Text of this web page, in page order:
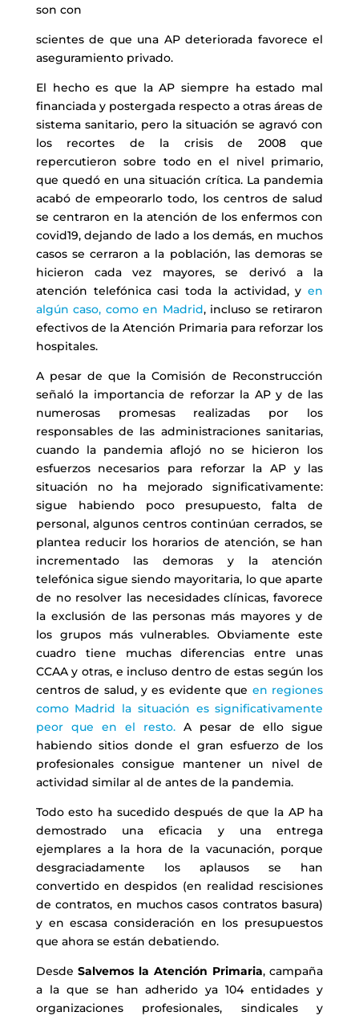
son con
scientes de que una AP deteriorada favorece el
aseguramiento privado.
El hecho es que la AP siempre ha estado mal
financiada y postergada respecto a otras áreas de
sistema sanitario, pero la situación se agravó con
los recortes de la crisis de 2008 que
repercutieron sobre todo en el nivel primario,
que quedó en una situación crítica. La pandemia
acabó de empeorarlo todo, los centros de salud
se centraron en la atención de los enfermos con
covid19, dejando de lado a los demás, en muchos
casos se cerraron a la población, las demoras se
hicieron cada vez mayores, se derivó a la
atención telefónica casi toda la actividad, yen
algún caso, como en Madrid, incluso se retiraron
efectivos de la Atención Primaria para reforzar los
hospitales.
A pesar de que la Comisión de Reconstrucción
señaló la importancia de reforzar la AP y de las
numerosas promesas realizadas por los
responsables de las administraciones sanitarias,
cuando la pandemia aflojó no se hicieron los
esfuerzos necesarios para reforzar la AP y las
situación no ha mejorado significativamente:
sigue habiendo poco presupuesto, falta de
personal, algunos centros continúan cerrados, se
plantea reducir los horarios de atención, se han
incrementado las demoras y la atención
telefónica sigue siendo mayoritaria, lo que aparte
de no resolver las necesidades clínicas, favorece
la exclusión de las personas más mayores y de
los grupos más vulnerables. Obviamente este
cuadro tiene muchas diferencias entre unas
CCAA y otras, e incluso dentro de estas según los
centros de salud, y es evidente que en regiones
como Madrid la situación es significativamente
peor que en el resto.A pesar de ello sigue
habiendo sitios donde el gran esfuerzo de los
profesionales consigue mantener un nivel de
actividad similar al de antes de la pandemia.
Todo esto ha sucedido después de que la AP ha
demostrado una eficacia y una entrega
ejemplares a la hora de la vacunación, porque
desgraciadamente los aplausos se han
convertido en despidos (en realidad rescisiones
de contratos, en muchos casos contratos basura)
y en escasa consideración en los presupuestos
que ahora se están debatiendo.
DesdeSalvemos la Atención Primaria, campaña
a la que se han adherido ya 104 entidades y
organizaciones profesionales, sindicales y